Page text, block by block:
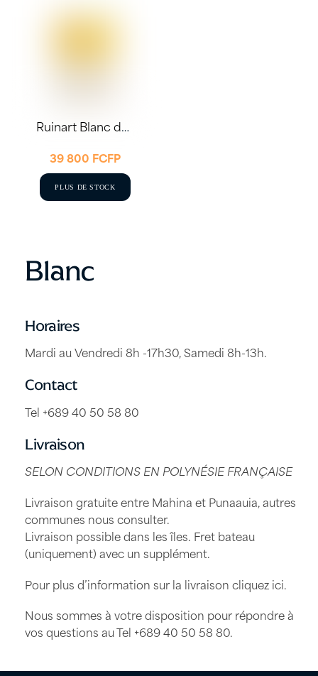
Blanc
Horaires
Mardi au Vendredi 8h -17h30, Samedi 8h-13h.
Contact
Tel +689 40 50 58 80
Livraison
SELON CONDITIONS EN POLYNÉSIE FRANÇAISE
Livraison gratuite entre Mahina et Punaauia, autres
communes nous consulter.
Livraison possible dans les îles. Fret bateau
(uniquement) avec un supplément.
Pour plus d’information sur la livraisoncliquez ici.
Nous sommes à votre disposition pour répondre à
vos questions au Tel +689 40 50 58 80.
Ruinart Blanc de Blancs – Magnum 1.5L
39 800 FCFP
PLUS DE STOCK